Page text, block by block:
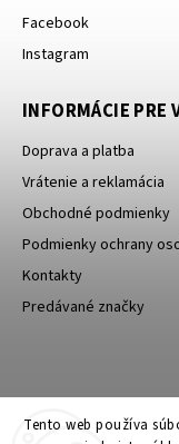
Tento web používa
Facebook
Instagram
INFORMÁCIE PRE
Doprava a platba
Vrátenie a reklamácia
Obchodné podmienky
Podmienky ochrany
Kontakty
Predávané značky